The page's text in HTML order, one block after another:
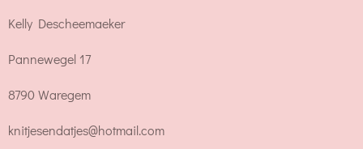
Kelly Descheemaeker
Pannewegel 17
8790 Waregem
knitjesendatjes@hotmail.com